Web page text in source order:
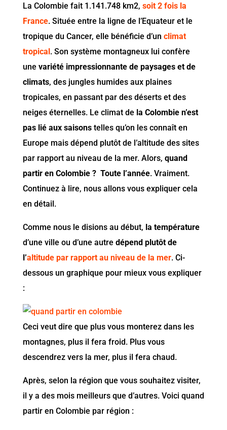
La Colombie fait 1.141.748 km2, soit 2 fois la
France. Située entre la ligne de l’Equateur et le
tropique du Cancer, elle bénéficie d’un climat
tropical . Son système montagneux lui confère
une variété impressionnante de paysages et de
climats, des jungles humides aux plaines
tropicales, en passant par des déserts et des
neiges éternelles. Le climat de la Colombie n’est
pas lié aux saisonstelles qu’on les connaît en
Europe mais dépend plutôt de l’altitude des sites
par rapport au niveau de la mer. Alors, quand
partir en Colombie ? Toute l’année. Vraiment.
Continuez à lire, nous allons vous expliquer cela
en détail.
Comme nous le disions au début, la température
d’une ville ou d’une autre dépend plutôt de
l’altitude par rapport au niveau de la mer. Ci-
dessous un graphique pour mieux vous expliquer
:
Ceci veut dire que plus vous monterez dans les
montagnes, plus il fera froid. Plus vous
descendrez vers la mer, plus il fera chaud.
Après, selon la région que vous souhaitez visiter,
il y a des mois meilleurs que d’autres. Voici quand
partir en Colombie par région :